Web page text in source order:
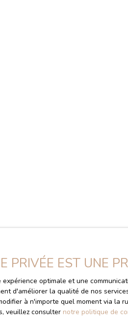
Découvrez
Appartement, Immeuble
bien Localisation
PRIVÉE EST UNE
optimale et une
d'améliorer la qualité de nos
à n'importe quel moment via la
veuillez consulter notre politique de